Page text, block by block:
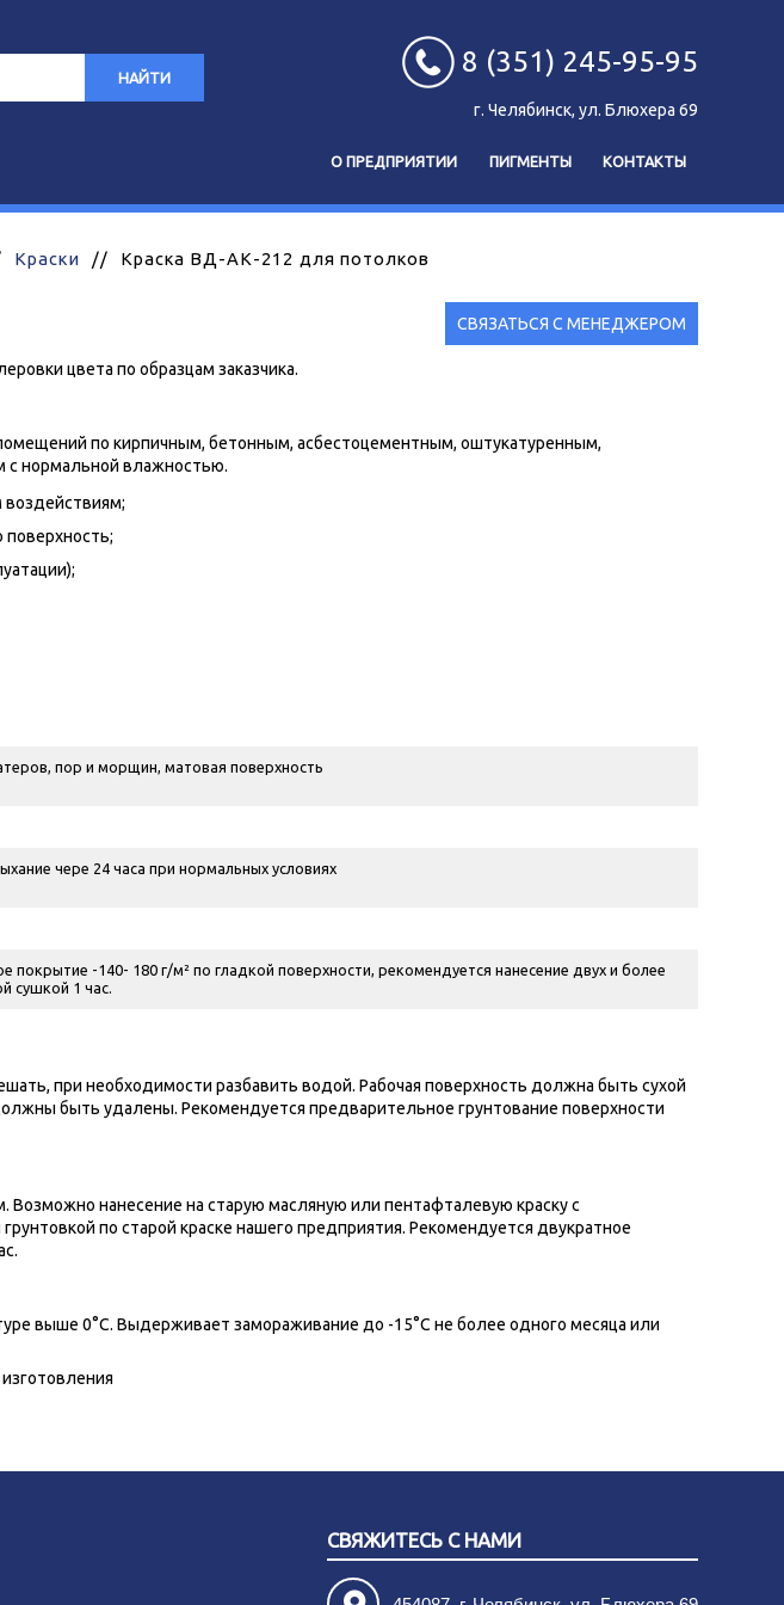
НАЙТИ 8 (351) 245-95-95
г. Челябинск, ул. Блюхера 69
О ПРЕДПРИЯТИИ ПИГМЕНТЫ КОНТАКТЫ
Краски // Краска ВД-АК-212 для потолков
СВЯЗАТЬСЯ С МЕНЕДЖЕРОМ
цвета по образцам заказчика.
по кирпичным, бетонным, асбестоцементным, оштукатуренным,
с нормальной влажностью.
воздействиям;
пор и морщин, матовая поверхность
чере 24 часа при нормальных условиях
покрытие -140- 180 г/м² по гладкой поверхности, рекомендуется нанесение двух и более
сушкой 1 час.
при необходимости разбавить водой. Рабочая поверхность должна быть сухой
быть удалены. Рекомендуется предварительное грунтование поверхности
Возможно нанесение на старую масляную или пентафталевую краску с
по старой краске нашего предприятия. Рекомендуется двукратное
выше 0°С. Выдерживает замораживание до -15°С не более одного месяца или
СВЯЖИТЕСЬ С НАМИ